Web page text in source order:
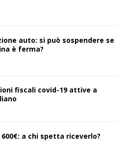
auto: si può sospendere se
è ferma?
fiscali covid-19 attive a
600€: a chi spetta riceverlo?